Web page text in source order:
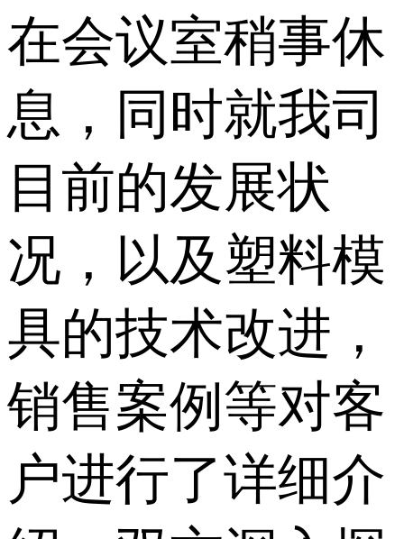
在会议室稍事休
息，同时就我司
目前的发展状
况，以及塑料模
具的技术改进，
销售案例等对客
户进行了详细介